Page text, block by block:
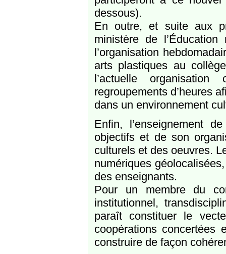
dessous).
En outre, et suite aux
ministère de
l’organisation
arts plastiques au
l’actuelle
regroupements d’heures
dans un environnement
Enfin, l’enseignement
objectifs et de son
culturels et des oeuvres.
numériques
des enseignants.
Pour un membre du
institutionnel,
paraît constituer le
coopérations concertées
construire de façon